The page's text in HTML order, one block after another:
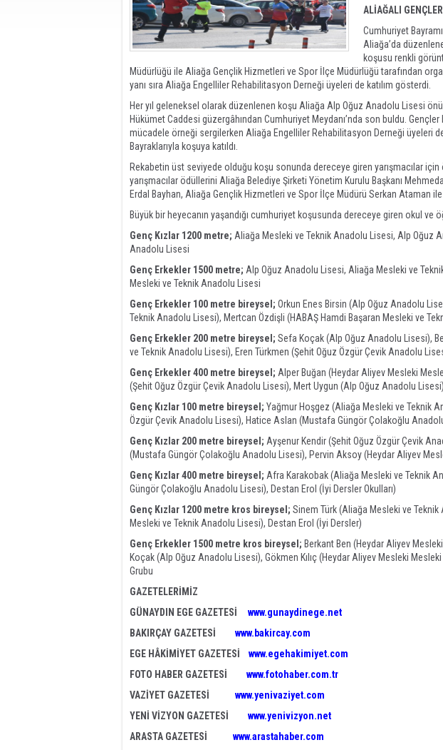
ALİAĞALI
Cumhuriyet
Aliağa’da
koşusu renkli
Müdürlüğü ile Aliağa Gençlik Hizmetleri ve Spor İlçe Müdürlüğü tarafından
yanı sıra Aliağa Engelliler Rehabilitasyon Derneği üyeleri de katılım gösterdi.
Her yıl geleneksel olarak düzenlenen koşu Aliağa Alp Oğuz Anadolu Lisesi
Hükümet Caddesi güzergâhından Cumhuriyet Meydanı’nda son buldu.
mücadele örneği sergilerken Aliağa Engelliler Rehabilitasyon Derneği üyeleri
Bayraklarıyla koşuya katıldı.
Rekabetin üst seviyede olduğu koşu sonunda dereceye giren yarışmacılar
yarışmacılar ödüllerini Aliağa Belediye Şirketi Yönetim Kurulu Başkanı
Erdal Bayhan, Aliağa Gençlik Hizmetleri ve Spor İlçe Müdürü Serkan Ataman
Büyük bir heyecanın yaşandığı cumhuriyet koşusunda dereceye giren okul ve
Genç Kızlar 1200 metre; Aliağa Mesleki ve Teknik Anadolu Lisesi, Alp Oğuz
Anadolu Lisesi
Genç Erkekler 1500 metre; Alp Oğuz Anadolu Lisesi, Aliağa Mesleki ve
Mesleki ve Teknik Anadolu Lisesi
Genç Erkekler 100 metre bireysel; Orkun Enes Birsin (Alp Oğuz Anadolu
Teknik Anadolu Lisesi), Mertcan Özdişli (HABAŞ Hamdi Başaran Mesleki ve
Genç Erkekler 200 metre bireysel; Sefa Koçak (Alp Oğuz Anadolu Lisesi),
ve Teknik Anadolu Lisesi), Eren Türkmen (Şehit Oğuz Özgür Çevik Anadolu
Genç Erkekler 400 metre bireysel; Alper Buğan (Heydar Aliyev Mesleki
(Şehit Oğuz Özgür Çevik Anadolu Lisesi), Mert Uygun (Alp Oğuz Anadolu Lisesi)
Genç Kızlar 100 metre bireysel; Yağmur Hoşgez (Aliağa Mesleki ve Teknik
Özgür Çevik Anadolu Lisesi), Hatice Aslan (Mustafa Güngör Çolakoğlu
Genç Kızlar 200 metre bireysel; Ayşenur Kendir (Şehit Oğuz Özgür Çevik
(Mustafa Güngör Çolakoğlu Anadolu Lisesi), Pervin Aksoy (Heydar Aliyev
Genç Kızlar 400 metre bireysel; Afra Karakobak (Aliağa Mesleki ve Teknik
Güngör Çolakoğlu Anadolu Lisesi), Destan Erol (İyi Dersler Okulları)
Genç Kızlar 1200 metre kros bireysel; Sinem Türk (Aliağa Mesleki ve
Mesleki ve Teknik Anadolu Lisesi), Destan Erol (İyi Dersler)
Genç Erkekler 1500 metre kros bireysel; Berkant Ben (Heydar Aliyev
Koçak (Alp Oğuz Anadolu Lisesi), Gökmen Kılıç (Heydar Aliyev Mesleki
Grubu
GAZETELERİMİZ
GÜNAYDIN EGE GAZETESİ
www.gunaydinege.net
BAKIRÇAY GAZETESİ www.bakircay.com
EGE HÂKİMİYET GAZETESİ
www.egehakimiyet.com
FOTO HABER GAZETESİ
www.fotohaber.com.tr
VAZİYET GAZETESİ www.yenivaziyet.com
YENİ VİZYON GAZETESİ
www.yenivizyon.net
ARASTA GAZETESİ www.arastahaber.com